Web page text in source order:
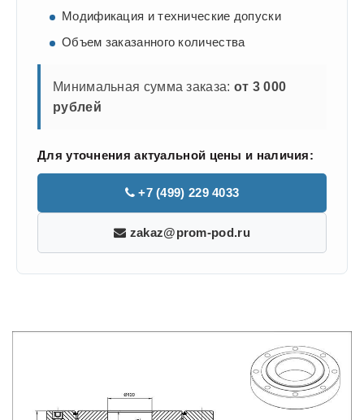
Модификация и технические допуски
Объем заказанного количества
Минимальная сумма заказа: от 3 000
рублей
Для уточнения актуальной цены и наличия:
+7 (499) 229 4033
zakaz@prom-pod.ru